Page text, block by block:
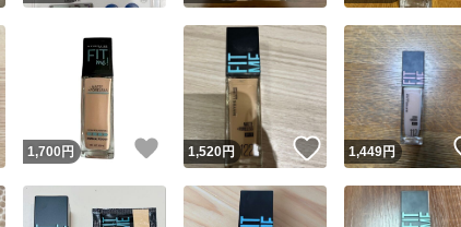
Yahoo!フリマが定めた一定の基準を満たし
安心取引出品者
安心取引出品者 Yahoo!フリマの基
取引実績
取引実績◯+ このユーザーは
この商品の情
商品画像の無断転載は禁止されてい
コピーは
1商品につき1回です
いいね！
1,700 円 いいね！
1,520円 いいね！
1,449円